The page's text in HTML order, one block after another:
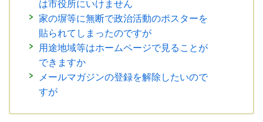
は市役所にいけません
家の塀等に無断で政治活動のポスターを
貼られてしまったのですが
用途地域等はホームページで見ることが
できますか
メールマガジンの登録を解除したいので
すが